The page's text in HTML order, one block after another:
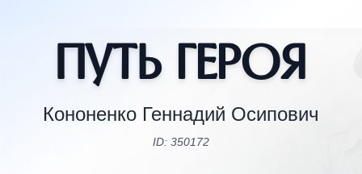
Путь Героя
Кононенко Геннадий Осипович
ID: 350172